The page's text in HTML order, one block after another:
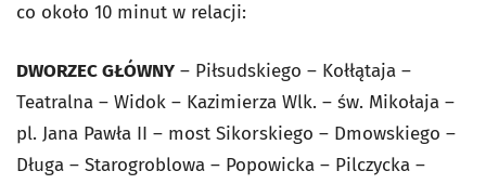
co około 10 minut w relacji:
DWORZEC GŁÓWNY – Piłsudskiego – Kołłątaja –
Teatralna – Widok – Kazimierza Wlk. – św. Mikołaja –
pl. Jana Pawła II – most Sikorskiego – Dmowskiego –
Długa – Starogroblowa – Popowicka – Pilczycka –